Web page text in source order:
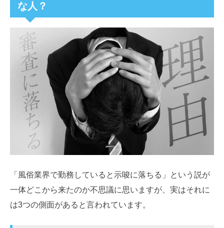
な人？
「風俗業界で勤務していると示唆に落ちる」という説が
一体どこから来たのか不思議に思いますが、実はそれに
は3つの側面があると言われています。